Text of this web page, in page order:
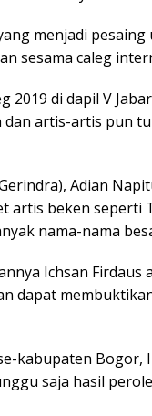
menjadi
sesama caleg
di dapil V
artis-artis pun
Adian
artis beken seperti
nama-nama
Ichsan Firdaus
dapat
kabupaten Bogor,
saja hasil